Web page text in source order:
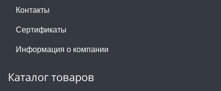
Контакты
Сертификаты
Информация о компании
Каталог товаров